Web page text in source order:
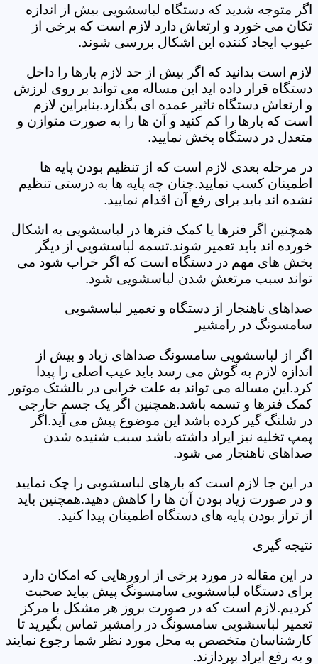
اگر متوجه شدید که دستگاه لباسشویی بیش از اندازه
تکان می خورد و ارتعاش دارد لازم است که برخی از
عیوب ایجاد کننده این اشکال بررسی شوند.
لازم است بدانید که اگر بیش از حد لازم بارها را داخل
دستگاه قرار داده اید این مساله می تواند بر روی لرزش
و ارتعاش دستگاه تاثیر عمده ای بگذارد.بنابراین لازم
است که بارها را کم کنید و آن ها را به صورت متوازن و
متعدل در دستگاه پخش نمایید.
در مرحله بعدی لازم است که از تنظیم بودن پایه ها
اطمینان کسب نمایید.چنان چه پایه ها به درستی تنظیم
نشده اند باید برای رفع آن اقدام نمایید.
همچنین اگر فنرها یا کمک فنرها در لباسشویی به اشکال
خورده اند باید تعمیر شوند.تسمه لباسشویی از دیگر
بخش های مهم در دستگاه است که اگر خراب شود می
تواند سبب مرتعش شدن لباسشویی شود.
صداهای ناهنجار از دستگاه و تعمیر لباسشویی
سامسونگ در رامشیر
اگر از لباسشویی سامسونگ صداهای زیاد و بیش از
اندازه لازم به گوش می رسد باید عیب اصلی را پیدا
کرد.این مساله می تواند به علت خرابی در بالشتک موتور
کمک فنرها و تسمه باشد.همچنین اگر یک جسم خارجی
در شلنگ گیر کرده باشد این موضوع پیش می آید.اگر
پمپ تخلیه نیز ایراد داشته باشد سبب شنیده شدن
صداهای ناهنجار می شود.
در این جا لازم است که بارهای لباسشویی را چک نمایید
و در صورت زیاد بودن آن ها را کاهش دهید.همچنین باید
از تراز بودن پایه های دستگاه اطمینان پیدا کنید.
نتیجه گیری
در این مقاله در مورد برخی از ارورهایی که امکان دارد
برای دستگاه لباسشویی سامسونگ پیش بیاید صحبت
کردیم.لازم است که در صورت بروز هر مشکل با مرکز
تعمیر لباسشویی سامسونگ در رامشیر تماس بگیرید تا
کارشناسان متخصص به محل مورد نظر شما رجوع نمایند
و به رفع ایراد بپردازند.